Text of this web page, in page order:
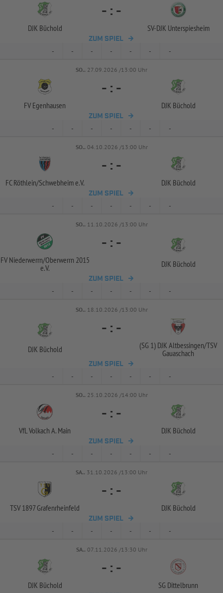
DJK Büchold
- : -
SV-DJK Unterspiesheim
ZUM SPIEL
- - - - - - -
SO.. 27.09.2026 /13:00 Uhr
FV Egenhausen
- : -
DJK Büchold
ZUM SPIEL
- - - - - - -
SO.. 04.10.2026 /13:00 Uhr
FC Röthlein/Schwebheim e.V.
- : -
DJK Büchold
ZUM SPIEL
- - - - - - -
SO.. 11.10.2026 /13:00 Uhr
FV Niederwerrn/Oberwerrn 2015
e.V.
- : -
DJK Büchold
ZUM SPIEL
- - - - - - -
SO.. 18.10.2026 /13:00 Uhr
DJK Büchold
- : -
(SG 1) DJK Altbessingen/TSV
Gauaschach
ZUM SPIEL
- - - - - - -
SO.. 25.10.2026 /14:00 Uhr
VfL Volkach A. Main
- : -
DJK Büchold
ZUM SPIEL
- - - - - - -
SA.. 31.10.2026 /13:00 Uhr
TSV 1897 Grafenrheinfeld
- : -
DJK Büchold
ZUM SPIEL
- - - - - - -
SA.. 07.11.2026 /13:30 Uhr
DJK Büchold
- : -
SG Dittelbrunn